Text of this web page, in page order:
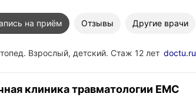
на приём Отзывы Другие врачи
Взрослый, детский. Стаж 12 лет doctu.ru
клиника травматологии EMC